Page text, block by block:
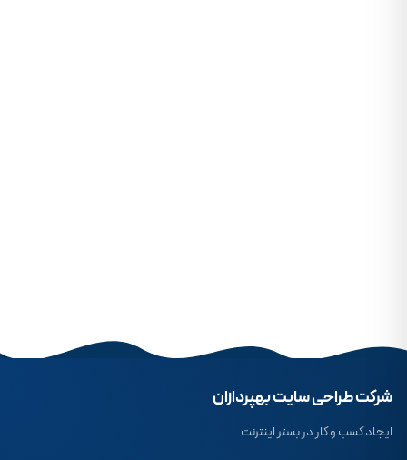
شرکت طراحی سایت بهپردازان
ایجاد کسب و کار در بستر اینترنت